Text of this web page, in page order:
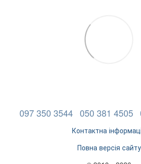
097 350 3544 050 381 4505
Контактна
Повна версія сайту